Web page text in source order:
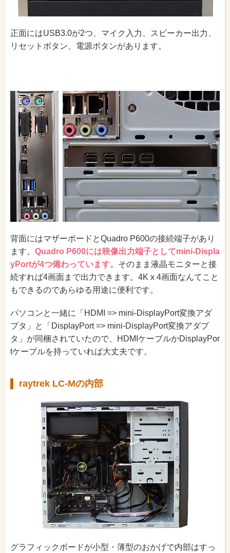
正面にはUSB3.0が2つ、マイク入力、スピーカー出力、
リセットボタン、電源ボタンがあります。
背面にはマザーボードとQuadro P600の接続端子があり
ます。 Quadro P600には映像出力端子としてmini-Displa
yPortが4つ備わっています。 そのまま液晶モニターと接
続すれば4画面まで出力できます。4K x 4画面なんてこと
もできるのであらゆる用途に便利です。
パソコンと一緒に「HDMI => mini-DisplayPort変換アダ
プタ」と「DisplayPort => mini-DisplayPort変換アダプ
タ」が同梱されていたので、HDMIケーブルかDisplayPor
tケーブルを持っていれば大丈夫です。
raytrek LC-Mの内部
グラフィックボードが小型・薄型のおかげで内部はすっ